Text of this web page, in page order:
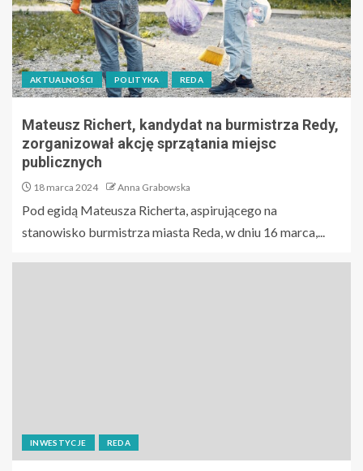
AKTUALNOŚCI POLITYKA REDA
Mateusz Richert, kandydat na burmistrza Redy,
zorganizował akcję sprzątania miejsc
publicznych
18 marca 2024 Anna Grabowska
Pod egidą Mateusza Richerta, aspirującego na
stanowisko burmistrza miasta Reda, w dniu 16 marca,...
INWESTYCJE REDA